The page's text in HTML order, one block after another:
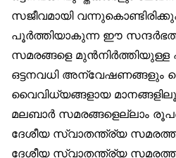
സജീവമായി
പൂർത്തിയാകുന്ന ഈ
സമരങ്ങളെ മുൻനിർത്തിയുള്ള
ഒട്ടനവധി അന്വേഷണങ്ങളും
വൈവിധ്യങ്ങളായ
മലബാർ സമരങ്ങളെല്ലാം
ദേശീയ സ്വാതന്ത്ര്യ
ദേശീയ സ്വാതന്ത്ര്യ